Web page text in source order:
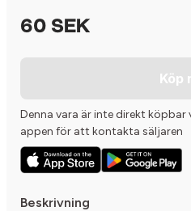
60 SEK
Köp
Denna vara är inte direkt köpbar
appen för att kontakta säljaren
Beskrivning